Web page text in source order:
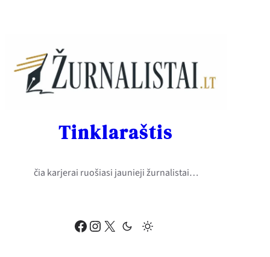
Facebook Instagram X
Tinklaraštis
čia karjerai ruošiasi jaunieji žurnalistai…